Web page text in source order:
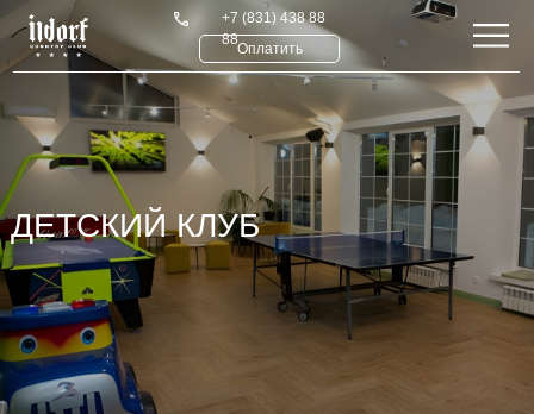
+7 (831) 438 88
88
Оплатить
ДЕТСКИЙ КЛУБ